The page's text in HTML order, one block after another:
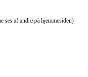
ses af andre på hjemmesiden)